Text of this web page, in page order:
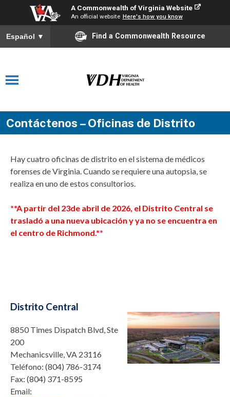
A Commonwealth of Virginia Website
An official website Here's how you know
Español ▼ Find a Commonwealth Resource
Contáctenos – Oficinas de Distrito
Hay cuatro oficinas de distrito en el sistema de médicos
forenses de Virginia. Cuando se requiere una autopsia, se
realiza en uno de estos consultorios.
**A partir del 23de abril de 2026, el Distrito Central se
trasladó a una nueva ubicación y ya no se encuentra en
el centro de Richmond.**
Distrito Central
8850 Times Dispatch Blvd, Ste
200
Mechanicsville, VA 23116
Teléfono: (804) 786-3174
Fax: (804) 371-8595
Email: